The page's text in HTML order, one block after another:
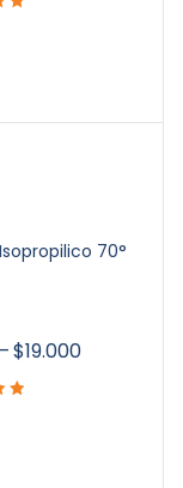
70°
–$19.000